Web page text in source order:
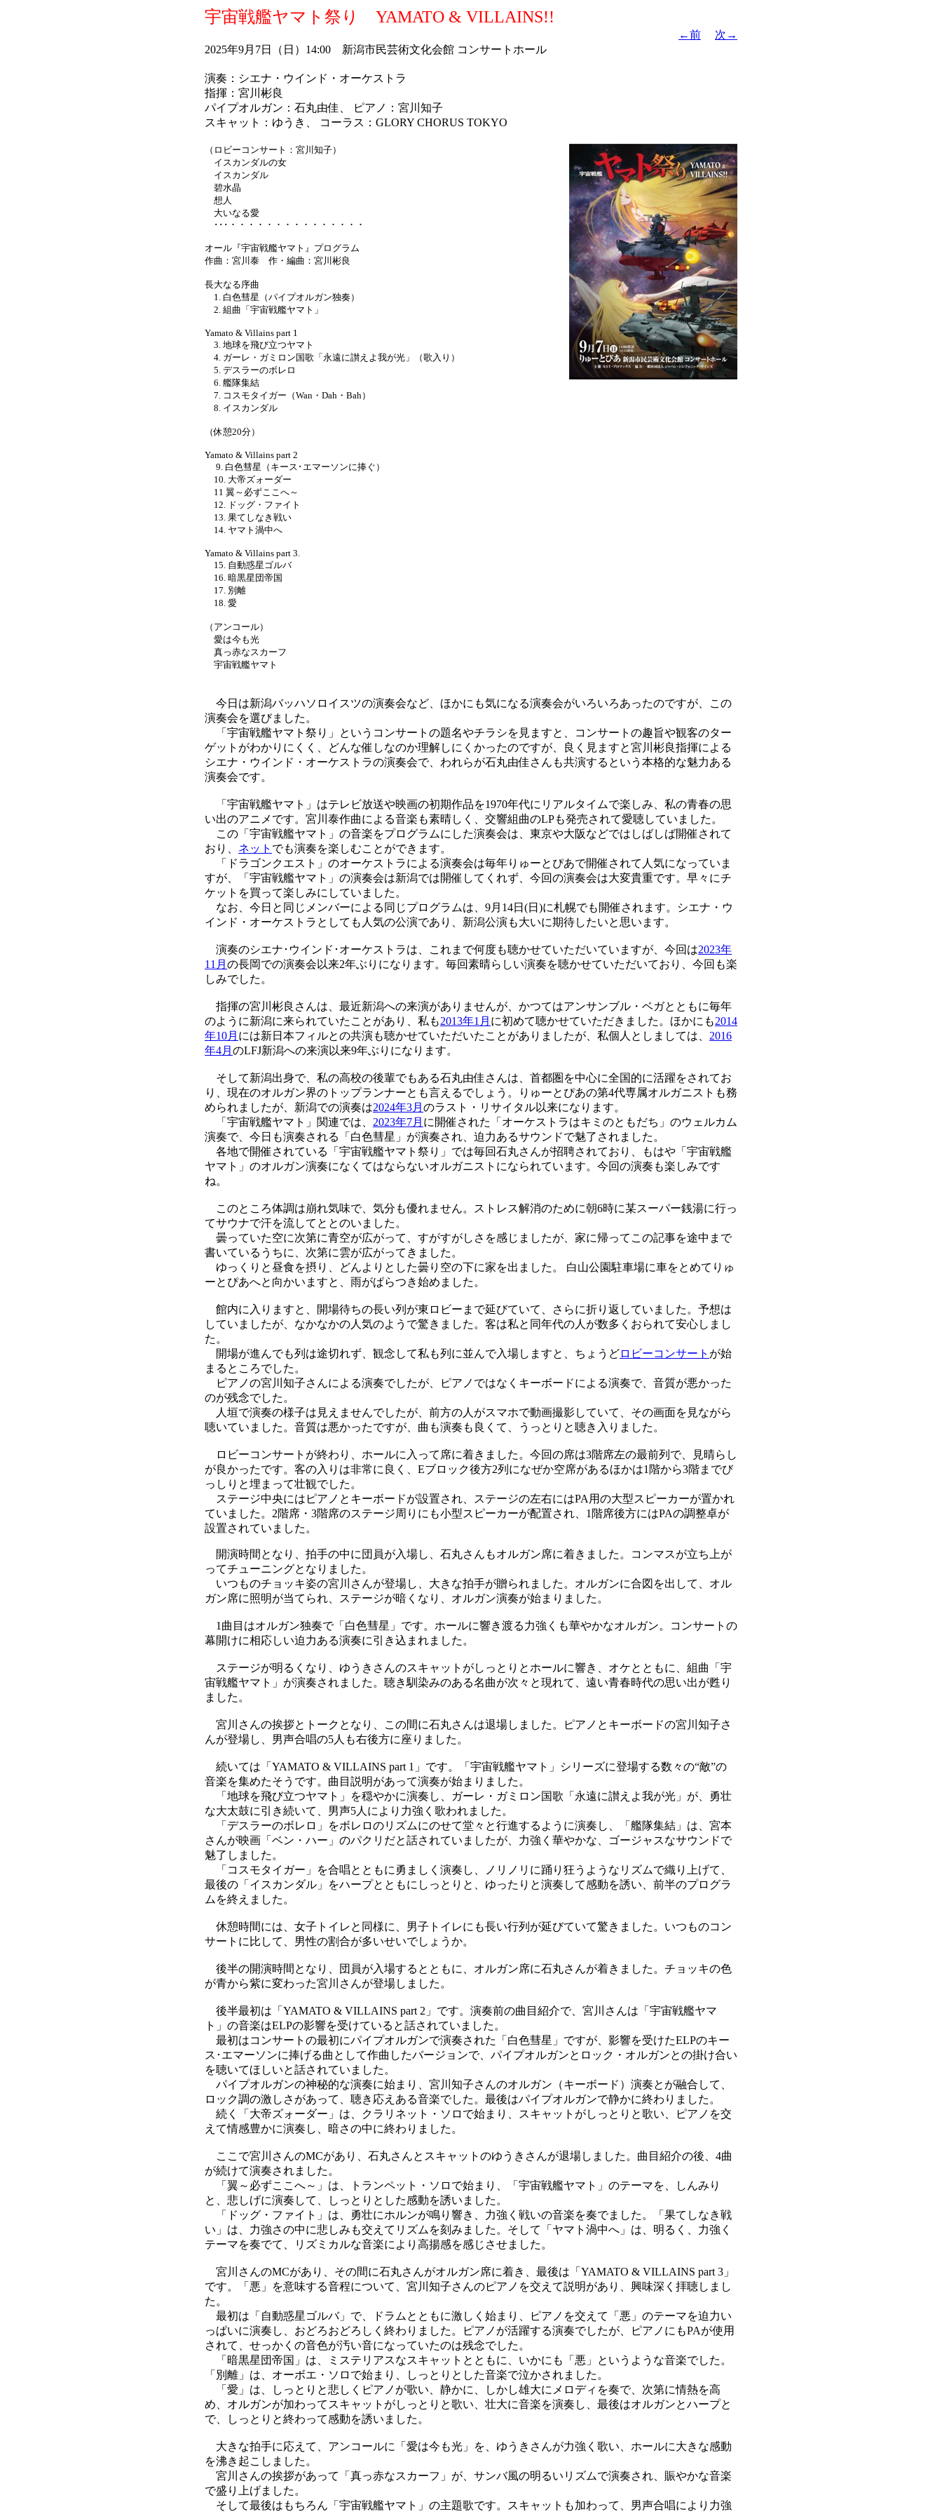
宇宙戦艦ヤマト祭り YAMATO & VILLAINS!!
←前
次→
2025年9月7日（日）14:00 新潟市民芸術文化会館 コンサートホール
演奏：シエナ・ウインド・オーケストラ
指揮：宮川彬良
パイプオルガン：石丸由佳、 ピアノ：宮川知子
スキャット：ゆうき、 コーラス：GLORY CHORUS TOKYO
（ロビーコンサート：宮川知子）
イスカンダルの女
イスカンダル
碧水晶
想人
大いなる愛
･･･・・・・・・・・・・・・・・・
オール『宇宙戦艦ヤマト』プログラム
作曲：宮川泰 作・編曲：宮川彬良
長大なる序曲
1. 白色彗星（パイプオルガン独奏）
2. 組曲「宇宙戦艦ヤマト」
Yamato & Villains part 1
3. 地球を飛び立つヤマト
4. ガーレ・ガミロン国歌「永遠に讃えよ我が光」（歌入り）
5. デスラーのボレロ
6. 艦隊集結
7. コスモタイガー（Wan・Dah・Bah）
8. イスカンダル
（休憩20分）
Yamato & Villains part 2
9. 白色彗星（キース･エマーソンに捧ぐ）
10. 大帝ズォーダー
11 翼～必ずここへ～
12. ドッグ・ファイト
13. 果てしなき戦い
14. ヤマト渦中へ
Yamato & Villains part 3.
15. 自動惑星ゴルバ
16. 暗黒星団帝国
17. 別離
18. 愛
（アンコール）
愛は今も光
真っ赤なスカーフ
宇宙戦艦ヤマト
今日は新潟バッハソロイスツの演奏会など、ほかにも気になる演奏会がいろいろあったのですが、この
演奏会を選びました。
「宇宙戦艦ヤマト祭り」というコンサートの題名やチラシを見ますと、コンサートの趣旨や観客のター
ゲットがわかりにくく、どんな催しなのか理解しにくかったのですが、良く見ますと宮川彬良指揮による
シエナ・ウインド・オーケストラの演奏会で、われらが石丸由佳さんも共演するという本格的な魅力ある
演奏会です。
「宇宙戦艦ヤマト」はテレビ放送や映画の初期作品を1970年代にリアルタイムで楽しみ、私の青春の思
い出のアニメです。宮川泰作曲による音楽も素晴しく、交響組曲のLPも発売されて愛聴していました。
この「宇宙戦艦ヤマト」の音楽をプログラムにした演奏会は、東京や大阪などではしばしば開催されて
おり、 ネット でも演奏を楽しむことができます。
「ドラゴンクエスト」のオーケストラによる演奏会は毎年りゅーとぴあで開催されて人気になっていま
すが、「宇宙戦艦ヤマト」の演奏会は新潟では開催してくれず、今回の演奏会は大変貴重です。早々にチ
ケットを買って楽しみにしていました。
なお、今日と同じメンバーによる同じプログラムは、9月14日(日)に札幌でも開催されます。シエナ・ウ
インド・オーケストラとしても人気の公演であり、新潟公演も大いに期待したいと思います。
演奏のシエナ･ウインド･オーケストラは、これまで何度も聴かせていただいていますが、今回は2023年
11月 の長岡での演奏会以来2年ぶりになります。毎回素晴らしい演奏を聴かせていただいており、今回も楽
しみでした。
指揮の宮川彬良さんは、最近新潟への来演がありませんが、かつてはアンサンブル・ベガとともに毎年
のように新潟に来られていたことがあり、私も2013年1月 に初めて聴かせていただきました。ほかにも2014
年10月 には新日本フィルとの共演も聴かせていただいたことがありましたが、私個人としましては、 2016
年4月 のLFJ新潟への来演以来9年ぶりになります。
そして新潟出身で、私の高校の後輩でもある石丸由佳さんは、首都圏を中心に全国的に活躍をされてお
り、現在のオルガン界のトップランナーとも言えるでしょう。りゅーとぴあの第4代専属オルガニストも務
められましたが、新潟での演奏は2024年3月 のラスト・リサイタル以来になります。
「宇宙戦艦ヤマト」関連では、 2023年7月 に開催された「オーケストラはキミのともだち」のウェルカム
演奏で、今日も演奏される「白色彗星」が演奏され、迫力あるサウンドで魅了されました。
各地で開催されている「宇宙戦艦ヤマト祭り」では毎回石丸さんが招聘されており、もはや「宇宙戦艦
ヤマト」のオルガン演奏になくてはならないオルガニストになられています。今回の演奏も楽しみです
ね。
このところ体調は崩れ気味で、気分も優れません。ストレス解消のために朝6時に某スーパー銭湯に行っ
てサウナで汗を流してととのいました。
曇っていた空に次第に青空が広がって、すがすがしさを感じましたが、家に帰ってこの記事を途中まで
書いているうちに、次第に雲が広がってきました。
ゆっくりと昼食を摂り、どんよりとした曇り空の下に家を出ました。 白山公園駐車場に車をとめてりゅ
ーとぴあへと向かいますと、雨がぱらつき始めました。
館内に入りますと、開場待ちの長い列が東ロビーまで延びていて、さらに折り返していました。予想は
していましたが、なかなかの人気のようで驚きました。客は私と同年代の人が数多くおられて安心しまし
た。
開場が進んでも列は途切れず、観念して私も列に並んで入場しますと、ちょうどロビーコンサート が始
まるところでした。
ピアノの宮川知子さんによる演奏でしたが、ピアノではなくキーボードによる演奏で、音質が悪かった
のが残念でした。
人垣で演奏の様子は見えませんでしたが、前方の人がスマホで動画撮影していて、その画面を見ながら
聴いていました。音質は悪かったですが、曲も演奏も良くて、うっとりと聴き入りました。
ロビーコンサートが終わり、ホールに入って席に着きました。今回の席は3階席左の最前列で、見晴らし
が良かったです。客の入りは非常に良く、Eブロック後方2列になぜか空席があるほかは1階から3階までび
っしりと埋まって壮観でした。
ステージ中央にはピアノとキーボードが設置され、ステージの左右にはPA用の大型スピーカーが置かれ
ていました。2階席・3階席のステージ周りにも小型スピーカーが配置され、1階席後方にはPAの調整卓が
設置されていました。
開演時間となり、拍手の中に団員が入場し、石丸さんもオルガン席に着きました。コンマスが立ち上が
ってチューニングとなりました。
いつものチョッキ姿の宮川さんが登場し、大きな拍手が贈られました。オルガンに合図を出して、オル
ガン席に照明が当てられ、ステージが暗くなり、オルガン演奏が始まりました。
1曲目はオルガン独奏で「白色彗星」です。ホールに響き渡る力強くも華やかなオルガン。コンサートの
幕開けに相応しい迫力ある演奏に引き込まれました。
ステージが明るくなり、ゆうきさんのスキャットがしっとりとホールに響き、オケとともに、組曲「宇
宙戦艦ヤマト」が演奏されました。聴き馴染みのある名曲が次々と現れて、遠い青春時代の思い出が甦り
ました。
宮川さんの挨拶とトークとなり、この間に石丸さんは退場しました。ピアノとキーボードの宮川知子さ
んが登場し、男声合唱の5人も右後方に座りました。
続いては「YAMATO & VILLAINS part 1」です。「宇宙戦艦ヤマト」シリーズに登場する数々の“敵”の
音楽を集めたそうです。曲目説明があって演奏が始まりました。
「地球を飛び立つヤマト」を穏やかに演奏し、ガーレ・ガミロン国歌「永遠に讃えよ我が光」が、勇壮
な大太鼓に引き続いて、男声5人により力強く歌われました。
「デスラーのボレロ」をボレロのリズムにのせて堂々と行進するように演奏し、「艦隊集結」は、宮本
さんが映画「ベン・ハー」のパクリだと話されていましたが、力強く華やかな、ゴージャスなサウンドで
魅了しました。
「コスモタイガー」を合唱とともに勇ましく演奏し、ノリノリに踊り狂うようなリズムで織り上げて、
最後の「イスカンダル」をハープとともにしっとりと、ゆったりと演奏して感動を誘い、前半のプログラ
ムを終えました。
休憩時間には、女子トイレと同様に、男子トイレにも長い行列が延びていて驚きました。いつものコン
サートに比して、男性の割合が多いせいでしょうか。
後半の開演時間となり、団員が入場するとともに、オルガン席に石丸さんが着きました。チョッキの色
が青から紫に変わった宮川さんが登場しました。
後半最初は「YAMATO & VILLAINS part 2」です。演奏前の曲目紹介で、宮川さんは「宇宙戦艦ヤマ
ト」の音楽はELPの影響を受けていると話されていました。
最初はコンサートの最初にパイプオルガンで演奏された「白色彗星」ですが、影響を受けたELPのキー
ス･エマーソンに捧げる曲として作曲したバージョンで、パイプオルガンとロック・オルガンとの掛け合い
を聴いてほしいと話されていました。
パイプオルガンの神秘的な演奏に始まり、宮川知子さんのオルガン（キーボード）演奏とが融合して、
ロック調の激しさがあって、聴き応えある音楽でした。最後はパイプオルガンで静かに終わりました。
続く「大帝ズォーダー」は、クラリネット・ソロで始まり、スキャットがしっとりと歌い、ピアノを交
えて情感豊かに演奏し、暗さの中に終わりました。
ここで宮川さんのMCがあり、石丸さんとスキャットのゆうきさんが退場しました。曲目紹介の後、4曲
が続けて演奏されました。
「翼～必ずここへ～」は、トランペット・ソロで始まり、「宇宙戦艦ヤマト」のテーマを、しんみり
と、悲しげに演奏して、しっとりとした感動を誘いました。
「ドッグ・ファイト」は、勇壮にホルンが鳴り響き、力強く戦いの音楽を奏でました。「果てしなき戦
い」は、力強さの中に悲しみも交えてリズムを刻みました。そして「ヤマト渦中へ」は、明るく、力強く
テーマを奏でて、リズミカルな音楽により高揚感を感じさせました。
宮川さんのMCがあり、その間に石丸さんがオルガン席に着き、最後は「YAMATO & VILLAINS part 3」
です。「悪」を意味する音程について、宮川知子さんのピアノを交えて説明があり、興味深く拝聴しまし
た。
最初は「自動惑星ゴルバ」で、ドラムとともに激しく始まり、ピアノを交えて「悪」のテーマを迫力い
っぱいに演奏し、おどろおどろしく終わりました。ピアノが活躍する演奏でしたが、ピアノにもPAが使用
されて、せっかくの音色が汚い音になっていたのは残念でした。
「暗黒星団帝国」は、ミステリアスなスキャットとともに、いかにも「悪」というような音楽でした。
「別離」は、オーボエ・ソロで始まり、しっとりとした音楽で泣かされました。
「愛」は、しっとりと悲しくピアノが歌い、静かに、しかし雄大にメロディを奏で、次第に情熱を高
め、オルガンが加わってスキャットがしっとりと歌い、壮大に音楽を演奏し、最後はオルガンとハープと
で、しっとりと終わって感動を誘いました。
大きな拍手に応えて、アンコールに「愛は今も光」を、ゆうきさんが力強く歌い、ホールに大きな感動
を沸き起こしました。
宮川さんの挨拶があって「真っ赤なスカーフ」が、サンバ風の明るいリズムで演奏され、賑やかな音楽
で盛り上げました。
そして最後はもちろん「宇宙戦艦ヤマト」の主題歌です。スキャットも加わって、男声合唱により力強